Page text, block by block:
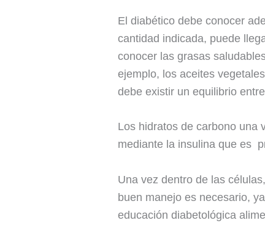
El diabético debe conocer
cantidad indicada, puede
conocer las grasas
ejemplo, los aceites
debe existir un equilibrio
Los hidratos de carbono una
mediante la insulina que es
Una vez dentro de las
buen manejo es necesario,
educación diabetológica